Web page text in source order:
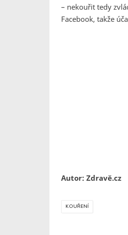
– nekouřit tedy
Facebook, takže
Autor: Zdravě.cz
KOUŘENÍ